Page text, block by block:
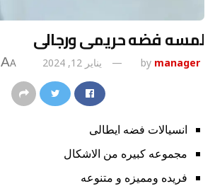
لمسه فضه حريمى ورجالى
by manager يناير 12, 2024 A
A
انسيالات فضه ايطالى
مجموعه كبيره من الاشكال
فريده ومميزه و متنوعه